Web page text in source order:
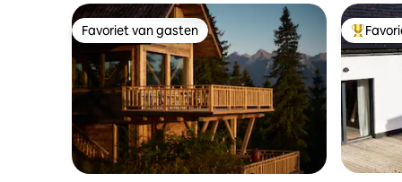
Favoriet van gasten
Favoriet van gasten